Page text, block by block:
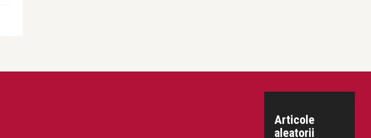
Articole
aleatorii